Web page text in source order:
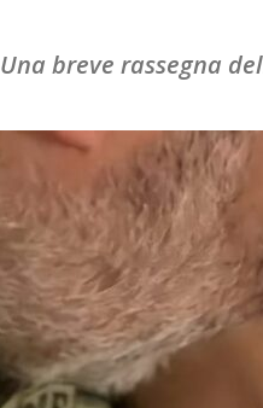
Una breve rassegna